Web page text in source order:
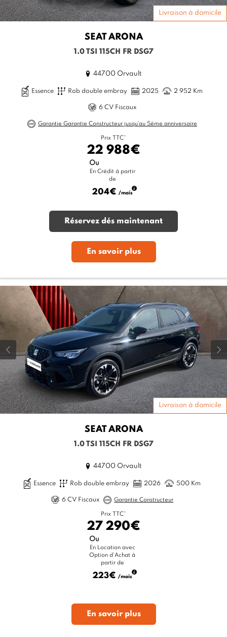
Livraison à domicile
SEATARONA
1.0 TSI 115CH FR DSG7
44700 Orvault
Essence Rob double embray 2025 2 952 Km
6 CV Fiscaux
Garantie Garantie Constructeur jusqu'au 5ème anniversaire
Prix TTC*
22 988€
Ou
En Crédit à partir
de
204€ /mois
Réservez dés maintenant
En savoir plus
Livraison à domicile
SEATARONA
1.0 TSI 115CH FR DSG7
44700 Orvault
Essence Rob double embray 2026 500 Km
6 CV Fiscaux Garantie Constructeur
Prix TTC*
27 290€
Ou
En Location avec
Option d'Achat à
partir de
223€ /mois
En savoir plus